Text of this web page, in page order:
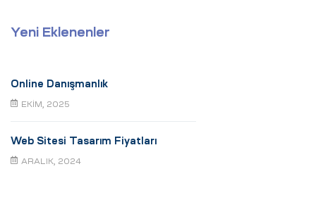
Yeni Eklenenler
Online Danışmanlık
EKIM, 2025
Web Sitesi Tasarım Fiyatları
ARALIK, 2024